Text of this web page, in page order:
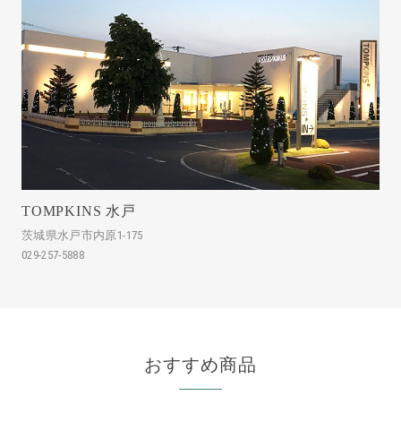
TOMPKINS 水戸
茨城県水戸市内原1-175
029-257-5888
おすすめ商品